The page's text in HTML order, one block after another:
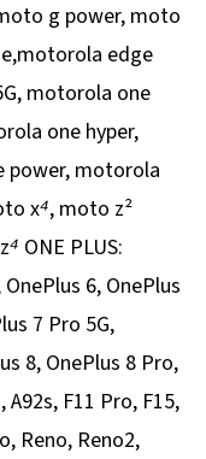
g power, moto
edge
motorola one
one hyper,
power, motorola
x⁴, moto z²
ONE PLUS:
6, OnePlus
7 Pro 5G,
8, OnePlus 8 Pro,
A92s, F11 Pro, F15,
Reno, Reno2,